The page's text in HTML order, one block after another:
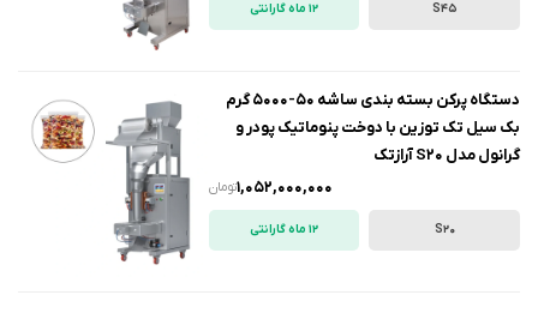
S45 12 ماه گارانتی
دستگاه پرکن بسته بندی ساشه 50-5000 گرم
بک سیل تک توزین با دوخت پنوماتیک پودر و
گرانول مدل S20 آرازتک
تومان1,052,000,000
S20 12 ماه گارانتی